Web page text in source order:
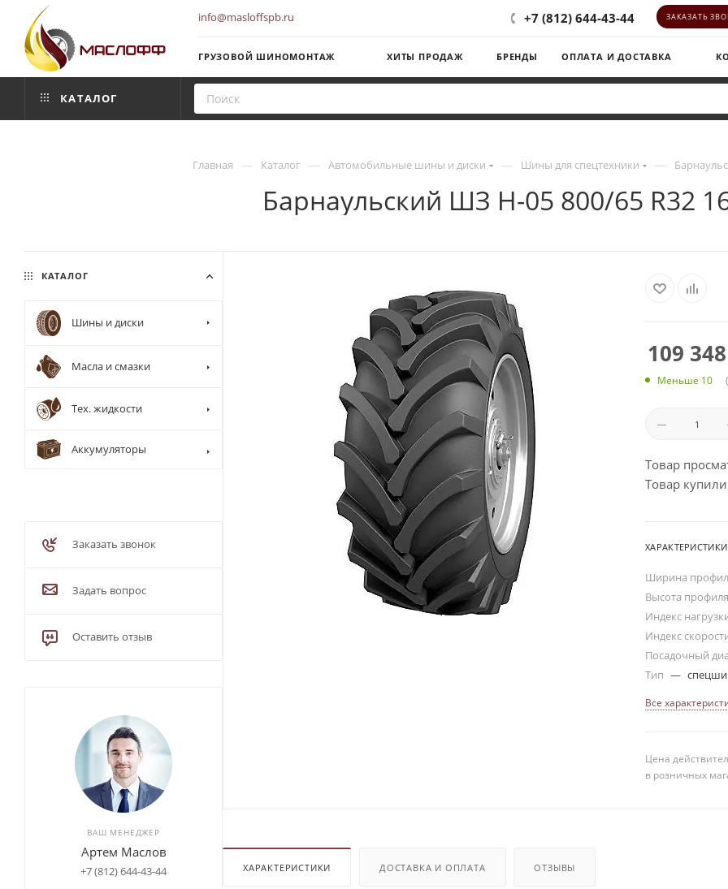
info@masloffspb.ru +7 (812) 644-43-44 ЗАКАЗАТЬ
ГРУЗОВОЙ ШИНОМОНТАЖ ХИТЫ ПРОДАЖ БРЕНДЫ ОПЛАТА И ДОСТАВКА
КАТАЛОГ
Главная — Каталог — Автомобильные шины и диски — Шины для спецтехники —
Барнаульский ШЗ H-05 800/65 R32
109 348
Меньше 10
Товар
Товар
ХАРАКТЕРИСТИКИ
Ширина
Высота
Индекс
Индекс
Посадочный
Тип —
Все
Цена
в розничных
ХАРАКТЕРИСТИКИ ДОСТАВКА И ОПЛАТА ОТЗЫВЫ
КАТАЛОГ
Шины и диски
Масла и смазки
Тех. жидкости
Аккумуляторы
Заказать звонок
Задать вопрос
Оставить отзыв
ВАШ МЕНЕДЖЕР
Артем Маслов
+7 (812) 644-43-44